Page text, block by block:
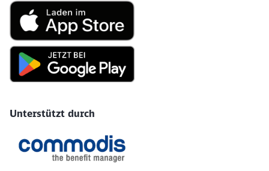
Unterstützt durch